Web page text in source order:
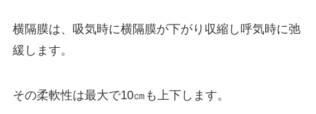
横隔膜は、吸気時に横隔膜が下がり収縮し呼気時に弛
緩します。
その柔軟性は最大で10㎝も上下します。